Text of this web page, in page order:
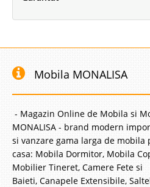
Mobila MONALISA
- Magazin Online de Mobila si
MONALISA - brand modern
si vanzare gama larga de mobila
casa: Mobila Dormitor, Mobila
Mobilier Tineret, Camere Fete si
Baieti, Canapele Extensibile,